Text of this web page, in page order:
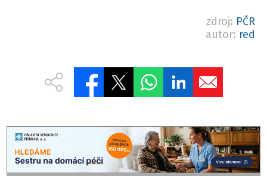
zdroj: PČR
autor: red